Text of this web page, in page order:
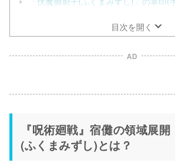
目次を開く
AD
『呪術廻戦』宿儺の領域展
(ふくまみずし)とは？